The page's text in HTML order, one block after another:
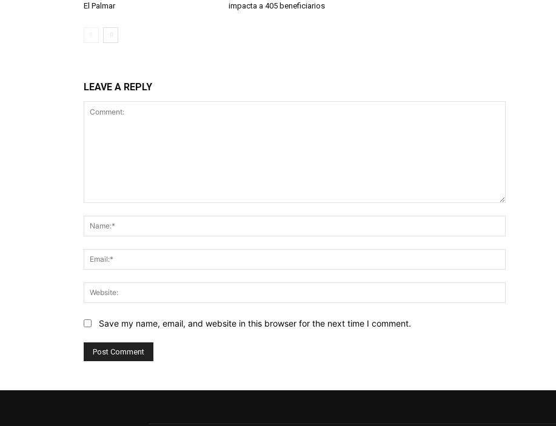
El Palmar
impacta a 405 beneficiarios
LEAVE A REPLY
Save my name, email, and website in this browser for the next time I comment.